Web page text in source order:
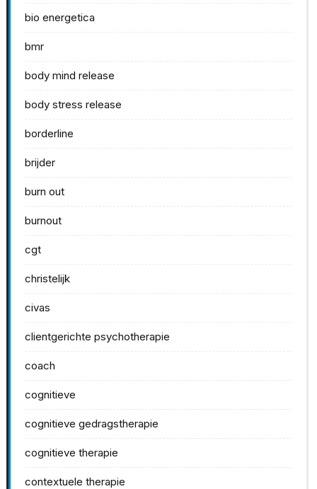
bio energetica
bmr
body mind release
body stress release
borderline
brijder
burn out
burnout
cgt
christelijk
civas
clientgerichte psychotherapie
coach
cognitieve
cognitieve gedragstherapie
cognitieve therapie
contextuele therapie